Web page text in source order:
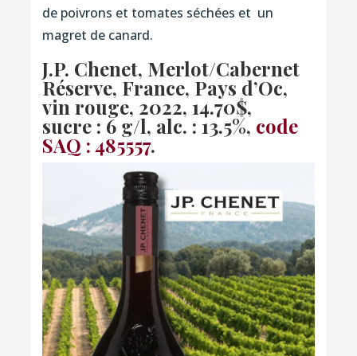
de poivrons et tomates séchées et un
magret de canard.
J.P. Chenet, Merlot/Cabernet
Réserve, France, Pays d’Oc,
vin rouge, 2022, 14.70$,
sucre : 6 g/l, alc. : 13.5%, code
SAQ :485557.